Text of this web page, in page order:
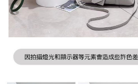
「AFTEE先享後付」，若未經同意申辦者引起
任。
４．使用「AFTEE先享後付」時，將依據個別
時審查核予不同之上限額度；若仍有額度不足
請求用戶進行身份認證。
恩沛科技股份有限公司將有權停止該用戶之使